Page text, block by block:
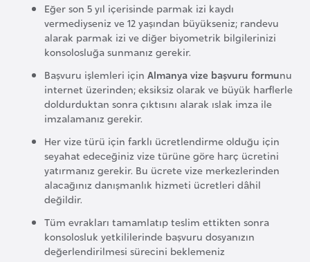
Eğer son 5 yıl içerisinde parmak izi kaydı
vermediyseniz ve 12 yaşından büyükseniz; randevu
alarak parmak izi ve diğer biyometrik bilgilerinizi
konsolosluğa sunmanız gerekir.
Başvuru işlemleri için Almanya vize başvuru formunu
internet üzerinden; eksiksiz olarak ve büyük harflerle
doldurduktan sonra çıktısını alarak ıslak imza ile
imzalamanız gerekir.
Her vize türü için farklı ücretlendirme olduğu için
seyahat edeceğiniz vize türüne göre harç ücretini
yatırmanız gerekir. Bu ücrete vize merkezlerinden
alacağınız danışmanlık hizmeti ücretleri dâhil
değildir.
Tüm evrakları tamamlatıp teslim ettikten sonra
konsolosluk yetkililerinde başvuru dosyanızın
değerlendirilmesi sürecini beklemeniz